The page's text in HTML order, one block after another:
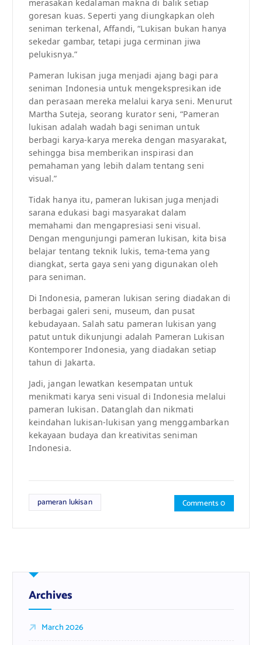
merasakan kedalaman makna di balik setiap
goresan kuas. Seperti yang diungkapkan oleh
seniman terkenal, Affandi, “Lukisan bukan hanya
sekedar gambar, tetapi juga cerminan jiwa
pelukisnya.”
Pameran lukisan juga menjadi ajang bagi para
seniman Indonesia untuk mengekspresikan ide
dan perasaan mereka melalui karya seni. Menurut
Martha Suteja, seorang kurator seni, “Pameran
lukisan adalah wadah bagi seniman untuk
berbagi karya-karya mereka dengan masyarakat,
sehingga bisa memberikan inspirasi dan
pemahaman yang lebih dalam tentang seni
visual.”
Tidak hanya itu, pameran lukisan juga menjadi
sarana edukasi bagi masyarakat dalam
memahami dan mengapresiasi seni visual.
Dengan mengunjungi pameran lukisan, kita bisa
belajar tentang teknik lukis, tema-tema yang
diangkat, serta gaya seni yang digunakan oleh
para seniman.
Di Indonesia, pameran lukisan sering diadakan di
berbagai galeri seni, museum, dan pusat
kebudayaan. Salah satu pameran lukisan yang
patut untuk dikunjungi adalah Pameran Lukisan
Kontemporer Indonesia, yang diadakan setiap
tahun di Jakarta.
Jadi, jangan lewatkan kesempatan untuk
menikmati karya seni visual di Indonesia melalui
pameran lukisan. Datanglah dan nikmati
keindahan lukisan-lukisan yang menggambarkan
kekayaan budaya dan kreativitas seniman
Indonesia.
pameran lukisan Comments 0
Archives
March 2026